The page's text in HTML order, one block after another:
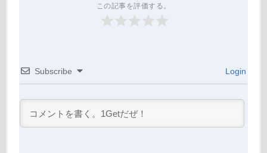
この記事を評価する。
Subscribe Login